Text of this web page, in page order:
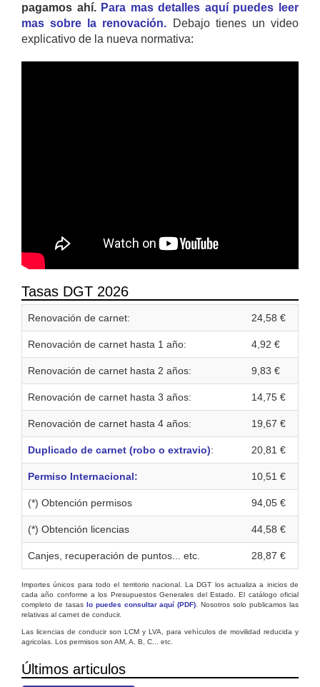
pagamos ahí. Para mas detalles aquí puedes leer
mas sobre la renovación. Debajo tienes un video
explicativo de la nueva normativa:
Tasas DGT 2026
Renovación de carnet: 24,58 €
Renovación de carnet hasta 1 año: 4,92 €
Renovación de carnet hasta 2 años: 9,83 €
Renovación de carnet hasta 3 años: 14,75 €
Renovación de carnet hasta 4 años: 19,67 €
Duplicado de carnet (robo o extravio): 20,81 €
Permiso Internacional: 10,51 €
(*) Obtención permisos 94,05 €
(*) Obtención licencias 44,58 €
Canjes, recuperación de puntos... etc. 28,87 €
Importes únicos para todo el territorio nacional. La DGT los actualiza a inicios de
cada año conforme a los Presupuestos Generales del Estado. El catálogo oficial
completo de tasas lo puedes consultar aquí (PDF) . Nosotros solo publicamos las
relativas al carnet de conducir.
Las licencias de conducir son LCM y LVA, para vehículos de movilidad reducida y
agricolas. Los permisos son AM, A, B, C... etc.
Últimos articulos